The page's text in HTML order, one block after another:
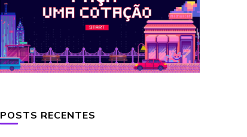
POSTS RECENTES